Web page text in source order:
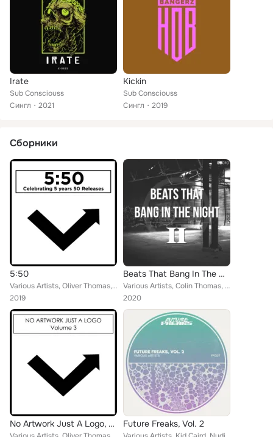
Irate
Sub Consciouss
Сингл
2021
Kickin
Sub Consciouss
Сингл
2019
Сборники
5:50
Various Artists, Oliver Thomas, Nachtvogel, Lucro, Nellis, Kasta, Dekolo, AF Mood, Crazy Fluke, Austral, Sub Consciouss, Alan Bu...
2019
Beats That Bang In The Night II
Various Artists, Colin Thomas, Dopecat, El Monk, ANTDADOPE, Get Bad, Not Not, Kyle Zuck, No Messin, everettz, Low Control, Eric ...
2020
No Artwork Just A Logo, Vol. 3 Future Freaks, Vol. 2